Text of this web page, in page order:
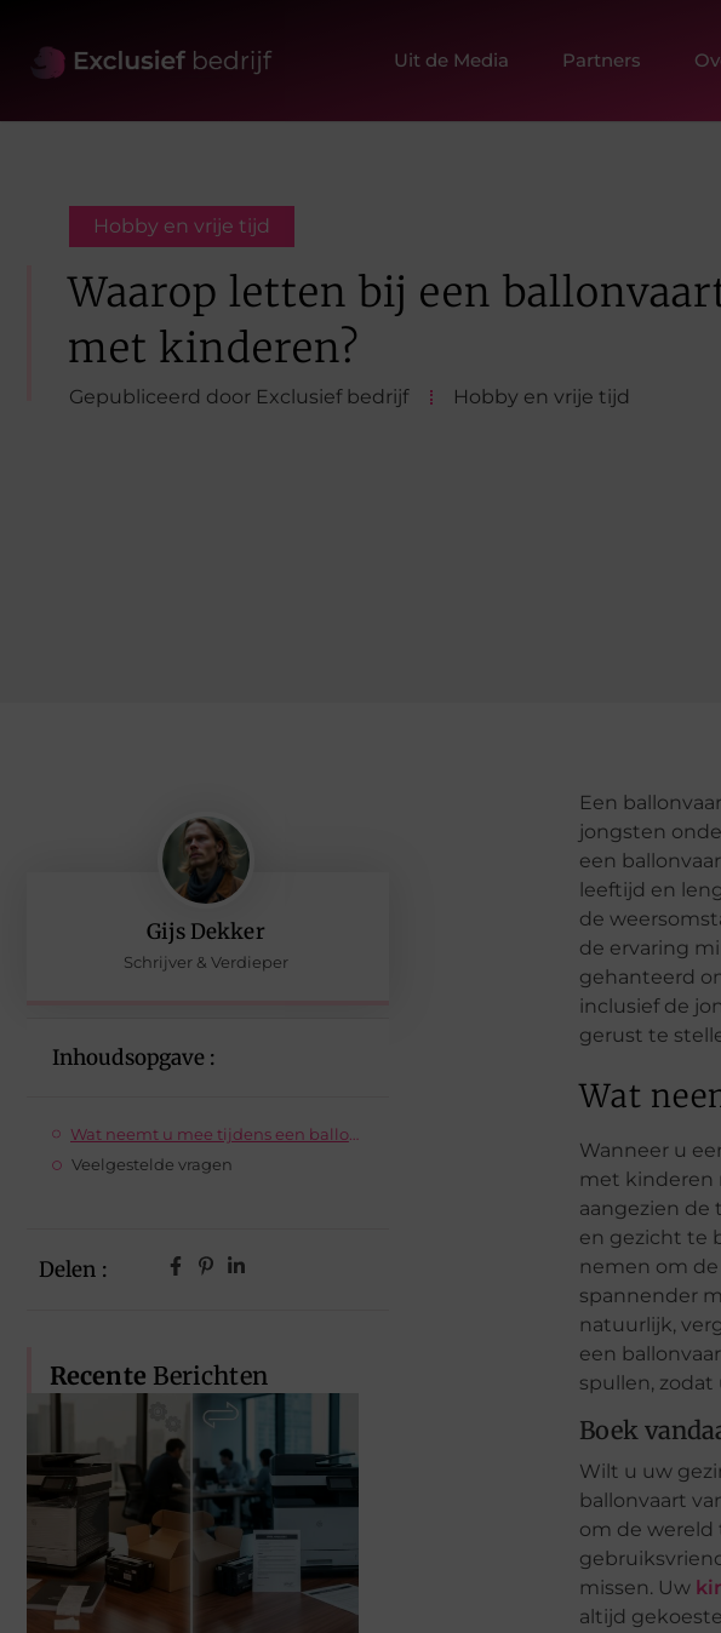
Uit de Media Partners
Hobby en vrije tijd
Waarop letten bij een
met kinderen?
Gepubliceerd door Exclusief bedrijf Hobby en vrije tijd
Gijs Dekker
Schrijver & Verdieper
Inhoudsopgave :
Wat neemt u mee tijdens een ballonvaart?
Veelgestelde vragen
Delen :
Recente Berichten
Een
jongsten
een
leeftijd en
de
de ervaring
gehanteerd
inclusief de
gerust te
Wat
Wanneer u
met kinderen
aangezien de
en gezicht te
nemen om
spannender
natuurlijk,
een
spullen,
Boek
Wilt u uw
ballonvaart
om de wereld
missen. Uw
altijd